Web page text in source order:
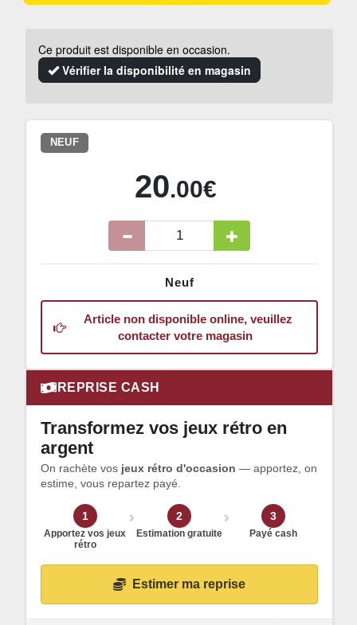
Ce produit est disponible en occasion.
Vérifier la disponibilité en magasin
NEUF
20.00€
Neuf
Article non disponible online, veuillez
contacter votre magasin
REPRISE CASH
Transformez vos jeux rétro en
argent
On rachète vos jeux rétro d'occasion — apportez, on
estime, vous repartez payé.
1
Apportez vos jeux
rétro
2
Estimation gratuite
3
Payé cash
Estimer ma reprise